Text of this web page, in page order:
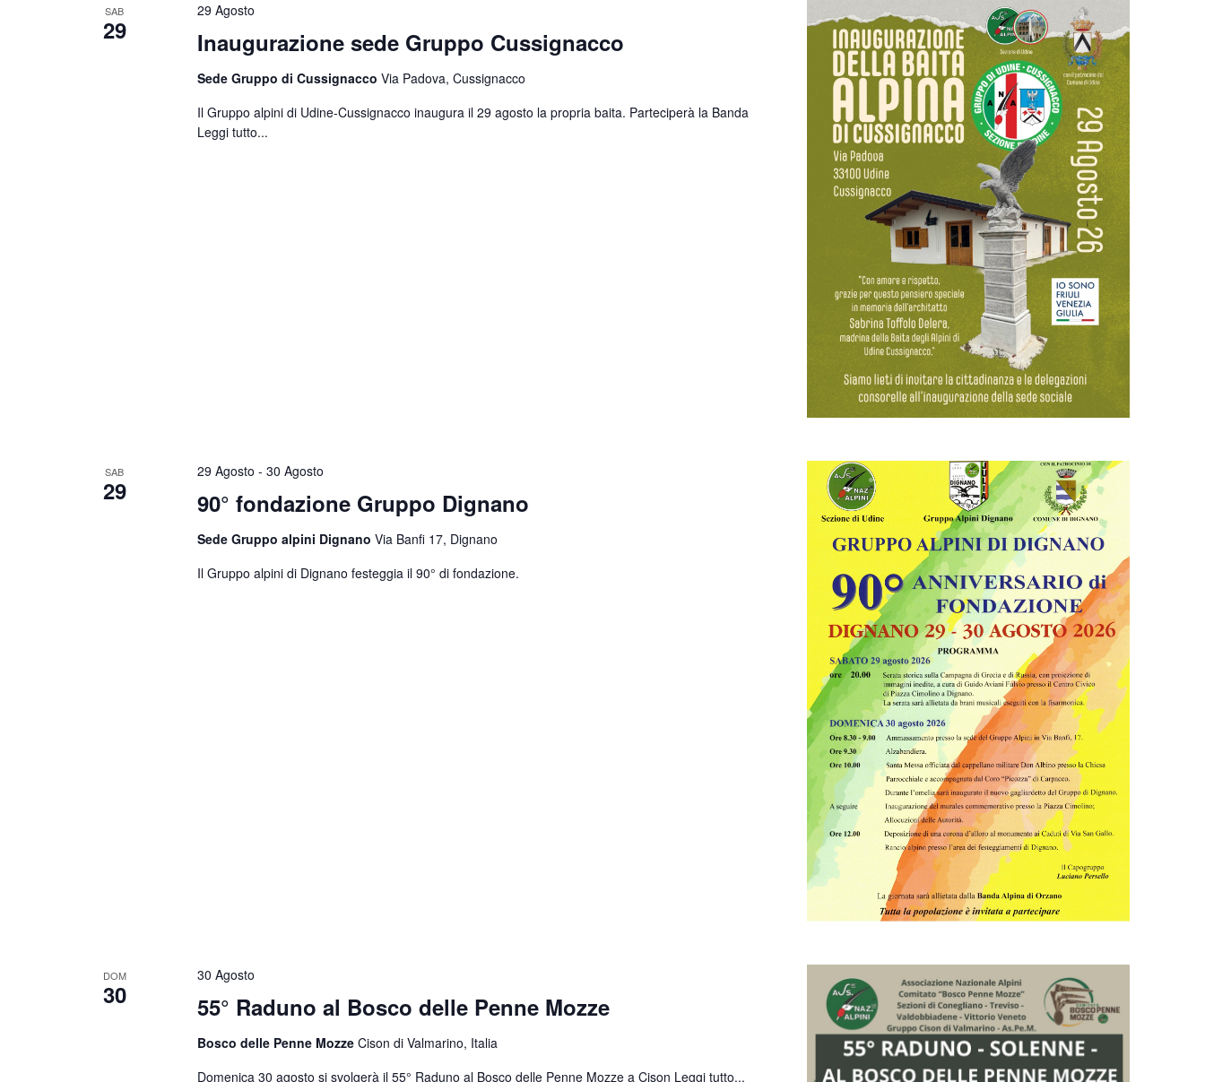
SAB
29 Inaugurazione sede Gruppo Cussignacco
29 Agosto
Sede Gruppo di Cussignacco Via Padova, Cussignacco
Il Gruppo alpini di Udine-Cussignacco inaugura il 29 agosto la propria baita. Parteciperà la Banda
Leggi tutto...
SAB
29 90° fondazione Gruppo Dignano
29 Agosto - 30 Agosto
Sede Gruppo alpini Dignano Via Banfi 17, Dignano
Il Gruppo alpini di Dignano festeggia il 90° di fondazione.
DOM
30 55° Raduno al Bosco delle Penne Mozze
30 Agosto
Bosco delle Penne Mozze Cison di Valmarino, Italia
Domenica 30 agosto si svolgerà il 55° Raduno al Bosco delle Penne Mozze a Cison Leggi tutto...